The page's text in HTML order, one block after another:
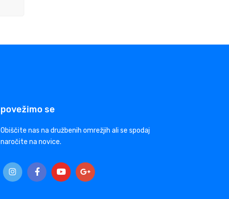
povežimo se
Obiščite nas na družbenih omrežjih ali se spodaj
naročite na novice.